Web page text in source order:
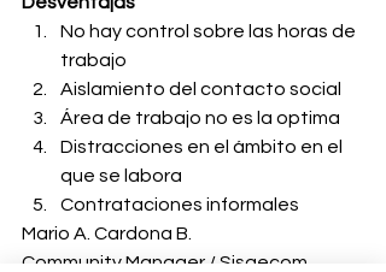
No hay control sobre las horas de
trabajo
Aislamiento del contacto social
Área de trabajo no es la optima
Distracciones en el ámbito en el
que se labora
Contrataciones informales
Mario A. Cardona B.
Community Manager / Sisgecom